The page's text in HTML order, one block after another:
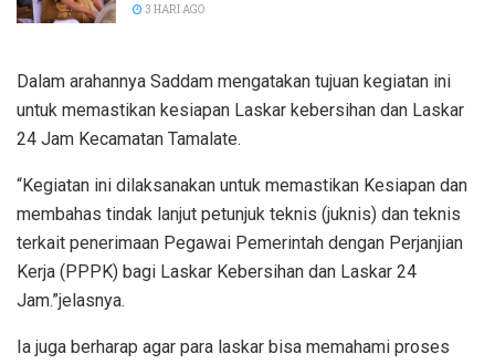
3 HARI AGO
Dalam arahannya Saddam mengatakan tujuan kegiatan ini
untuk memastikan kesiapan Laskar kebersihan dan Laskar
24 Jam Kecamatan Tamalate.
“Kegiatan ini dilaksanakan untuk memastikan Kesiapan dan
membahas tindak lanjut petunjuk teknis (juknis) dan teknis
terkait penerimaan Pegawai Pemerintah dengan Perjanjian
Kerja (PPPK) bagi Laskar Kebersihan dan Laskar 24
Jam.”jelasnya.
Ia juga berharap agar para laskar bisa memahami proses